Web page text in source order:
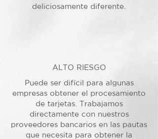
deliciosamente diferente.
ALTO RIESGO
Puede ser difícil para algunas
empresas obtener el procesamiento
de tarjetas. Trabajamos
directamente con nuestros
proveedores bancarios en las pautas
que necesita para obtener la